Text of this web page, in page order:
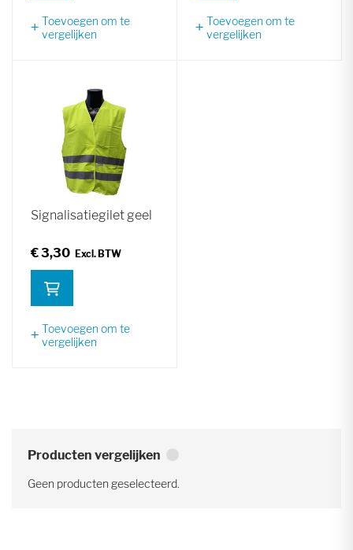
Toevoegen om te
vergelijken
Toevoegen om te
vergelijken
Signalisatiegilet geel
€ 3,30
Toevoegen om te
vergelijken
Producten vergelijken
Geen producten geselecteerd.